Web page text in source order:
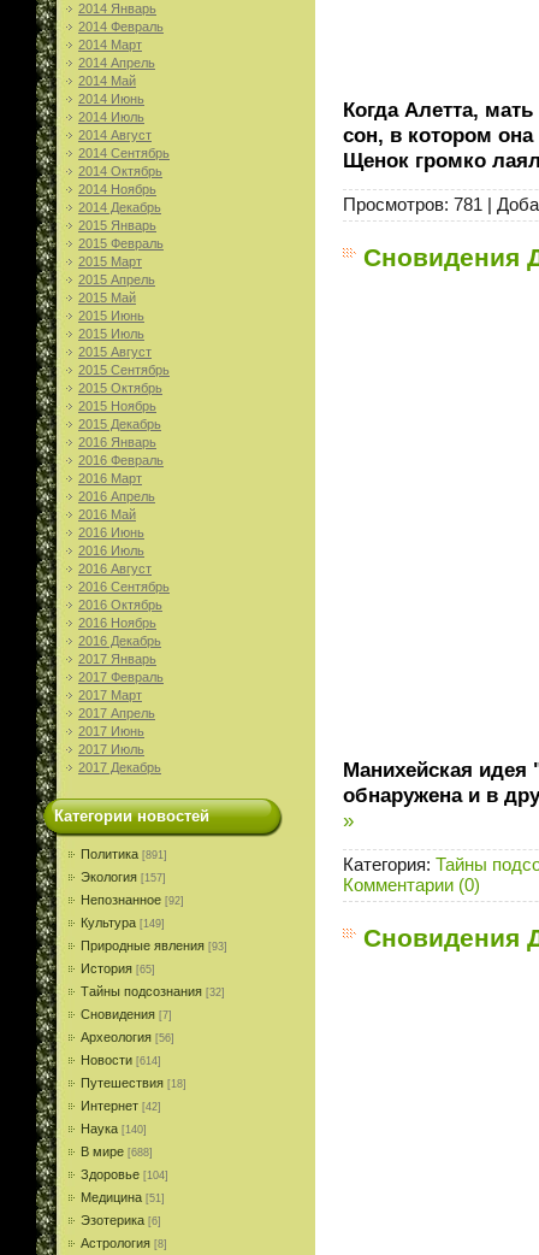
2014 Январь
2014 Февраль
2014 Март
2014 Апрель
2014 Май
2014 Июнь
2014 Июль
2014 Август
2014 Сентябрь
2014 Октябрь
2014 Ноябрь
2014 Декабрь
2015 Январь
2015 Февраль
2015 Март
2015 Апрель
2015 Май
2015 Июнь
2015 Июль
2015 Август
2015 Сентябрь
2015 Октябрь
2015 Ноябрь
2015 Декабрь
2016 Январь
2016 Февраль
2016 Март
2016 Апрель
2016 Май
2016 Июнь
2016 Июль
2016 Август
2016 Сентябрь
2016 Октябрь
2016 Ноябрь
2016 Декабрь
2017 Январь
2017 Февраль
2017 Март
2017 Апрель
2017 Июнь
2017 Июль
2017 Декабрь
Категории новостей
Политика [891]
Экология [157]
Непознанное [92]
Культура [149]
Природные явления [93]
История [65]
Тайны подсознания [32]
Сновидения [7]
Археология [56]
Новости [614]
Путешествия [18]
Интернет [42]
Наука [140]
В мире [688]
Здоровье [104]
Медицина [51]
Эзотерика [6]
Астрология [8]
Когда Алетта,
сон, в котором
Щенок громко
Просмотров: 781 |
Сновидения
Манихейская идея
обнаружена и в
»
Категория: Тайны
Комментарии (0)
Сновидения